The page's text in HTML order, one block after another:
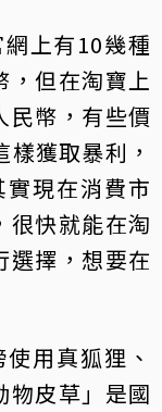
上有10幾種
，但在淘寶上
民幣，有些價
獲取暴利，
現在消費市
很快就能在淘
選擇，想要在
用真狐狸、
物皮草」是國